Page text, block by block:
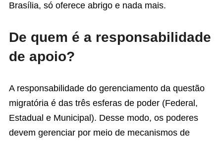
Brasília, só oferece abrigo e nada mais.
De quem é a responsabilidade
de apoio?
A responsabilidade do gerenciamento da questão
migratória é das três esferas de poder (Federal,
Estadual e Municipal). Desse modo, os poderes
devem gerenciar por meio de mecanismos de